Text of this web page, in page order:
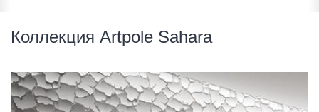
Коллекция Artpole Sahara